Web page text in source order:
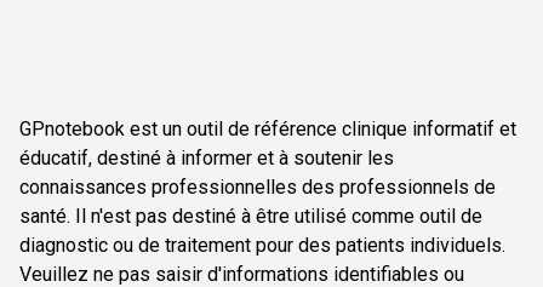
GPnotebook est un outil de référence clinique informatif et
éducatif, destiné à informer et à soutenir les
connaissances professionnelles des professionnels de
santé. Il n'est pas destiné à être utilisé comme outil de
diagnostic ou de traitement pour des patients individuels.
Veuillez ne pas saisir d'informations identifiables ou